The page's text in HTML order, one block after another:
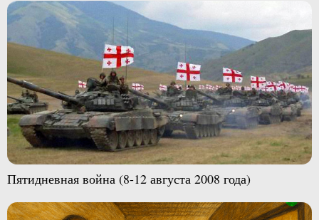
Пятидневная война (8-12 августа 2008 года)